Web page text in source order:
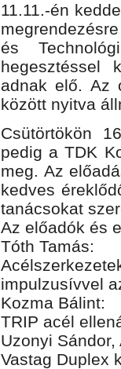
11.11.-én
és
hegesztéssel
adnak elő. Az
között nyitva
Csütörtökön
pedig a TDK
meg. Az
kedves
tanácsokat
Az előadók és
Tóth Tamás:
impulzusívvel
Kozma Bálint:
TRIP acél
Uzonyi
Vastag Duplex